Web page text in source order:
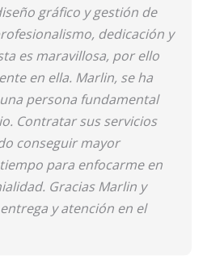
gráfico y gestión de
dedicación y
es maravillosa, por ello
en ella. Marlin, se ha
persona fundamental
Contratar sus servicios
conseguir mayor
para enfocarme en
Gracias Marlin y
y atención en el